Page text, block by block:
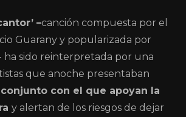
–canción compuesta por el
Guarany y popularizada por
ha sido reinterpretada por una
que anoche presentaban
con el que apoyan la
y alertan de los riesgos de dejar